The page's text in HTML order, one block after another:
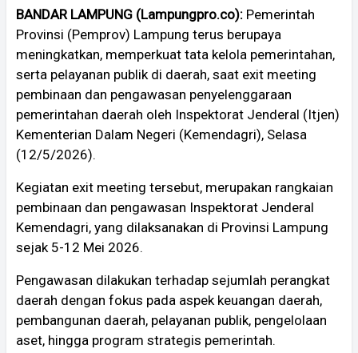
BANDAR LAMPUNG (Lampungpro.co): Pemerintah
Provinsi (Pemprov) Lampung terus berupaya
meningkatkan, memperkuat tata kelola pemerintahan,
serta pelayanan publik di daerah, saat exit meeting
pembinaan dan pengawasan penyelenggaraan
pemerintahan daerah oleh Inspektorat Jenderal (Itjen)
Kementerian Dalam Negeri (Kemendagri), Selasa
(12/5/2026).
Kegiatan exit meeting tersebut, merupakan rangkaian
pembinaan dan pengawasan Inspektorat Jenderal
Kemendagri, yang dilaksanakan di Provinsi Lampung
sejak 5-12 Mei 2026.
Pengawasan dilakukan terhadap sejumlah perangkat
daerah dengan fokus pada aspek keuangan daerah,
pembangunan daerah, pelayanan publik, pengelolaan
aset, hingga program strategis pemerintah.